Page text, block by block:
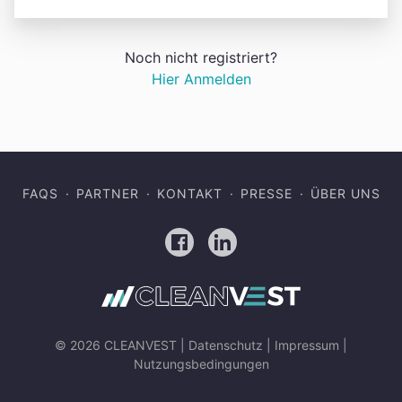
Noch nicht registriert?
Hier Anmelden
FAQS PARTNER KONTAKT PRESSE ÜBER UNS
FacebookLinkedIn
© 2026 CLEANVEST | Datenschutz Impressum
Nutzungsbedingungen